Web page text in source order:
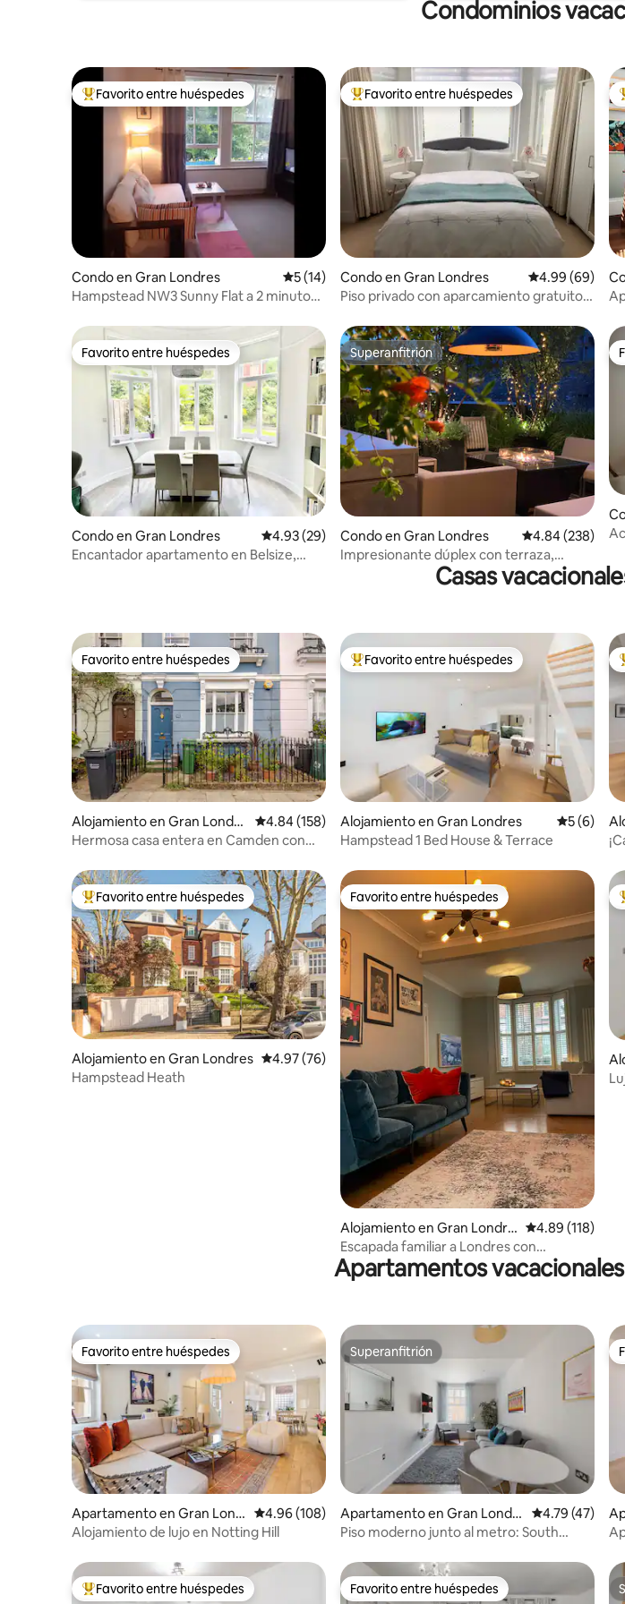
Condominios
Favorito entre huéspedes preferido
Favorito entre huéspedes
Condo en Gran Londres Calificación promedio: 5 de 5, 14 reseñas
5 (14)
Hampstead NW3 Sunny Flat a 2 minutos
Favorito entre huéspedes preferido
Favorito entre huéspedes
Condo en Gran Londres Calificación
4.99 (69)
Piso privado con aparcamiento gratuito y
Favorito entre huéspedes
Favorito entre huéspedes
Condo en Gran Londres Calificación promedio: 4.93 de 5, 29 reseñas
4.93 (29)
Encantador apartamento en Belsize,
Superanfitrión
Superanfitrión
Condo en Gran Londres Calificación
4.84 (238)
Impresionante dúplex con terraza,
aparcamiento, barbacoa, 3 dormitorios y
Casas
Favorito entre huéspedes
Favorito entre huéspedes
Alojamiento en Gran Londre
s
Calificación promedio: 4.84 de 5, 158 reseñas
4.84 (158)
Hermosa casa entera en Camden con
Favorito entre huéspedes preferido
Favorito entre huéspedes
Alojamiento en Gran Londres
5 (6)
Hampstead 1 Bed House & Terrace
s
Favorito entre huéspedes preferido
Favorito entre huéspedes
Alojamiento en Gran Londres Calificación promedio: 4.97 de 5, 76 reseñas
4.97 (76)
Hampstead Heath
Favorito entre huéspedes
Favorito entre huéspedes
Alojamiento en Gran Londre
s
Calificación
4.89 (118)
Escapada familiar a Londres con
comodidades modernas
s
Apartamentos
Favorito entre huéspedes
Favorito entre huéspedes
Apartamento en Gran Lond
res
Calificación promedio: 4.96 de 5, 108 reseñas
4.96 (108)
Alojamiento de lujo en Notting Hill
Superanfitrión
Superanfitrión
Apartamento en Gran Londr
es
Calificación
4.79 (47)
Piso moderno junto al metro: South
Favorito entre huéspedes preferido
Favorito entre huéspedes Favorito entre huéspedes
Favorito entre huéspedes